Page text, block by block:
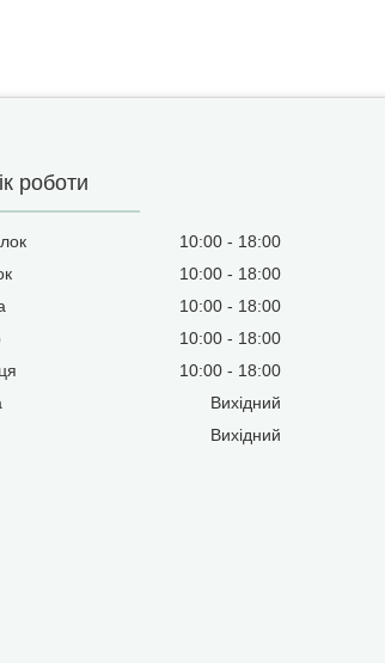
роботи
10:00
18:00
10:00
18:00
10:00
18:00
10:00
18:00
10:00
18:00
Вихідний
Вихідний